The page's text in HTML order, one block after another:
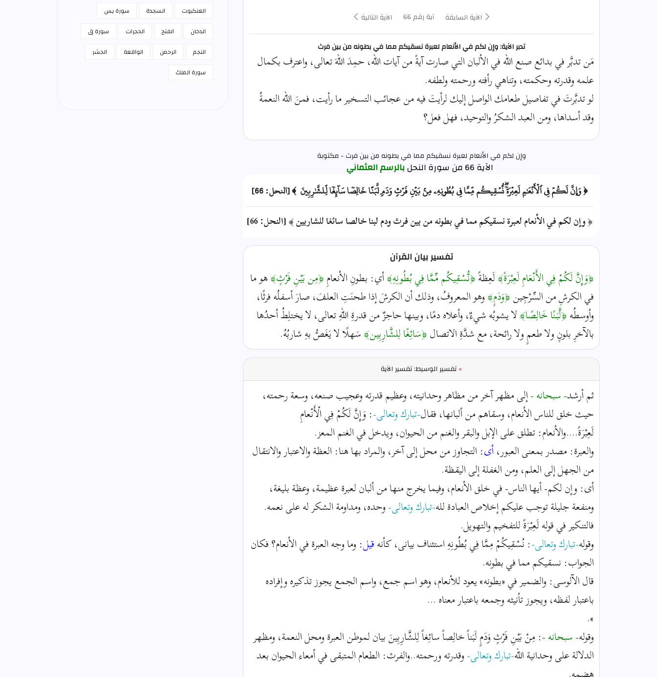
الآية السابقة آية رقم 66 الآية التالية
تدبر الآية: وإن لكم في الأنعام لعبرة نسقيكم مما في بطونه من بين فرث
مَن تدبَّر في بدائع صنع الله في الألبان التي صارت آيةً من آيات الله، حمِدَ اللهَ تعالى، واعترف بكمال
علمه وقدرته وحكمته، وتناهي رأفته ورحمته ولطفه.
لو تدبَّرتَ في تفاصيل طعامك الواصل إليك لرأيتَ فيه من عجائب التسخير ما رأيت، فمنَ الله النعمةُ
وقد أسداها، ومن العبد الشكرُ والتوحيد، فهل فعل؟
وإن لكم في الأنعام لعبرة نسقيكم مما في بطونه من بين فرث - مكتوبة
الآية 66 من سورة النحل بالرسم العثماني
﴿ وَإِنَّ لَكُمۡ فِي ٱلۡأَنۡعَٰمِ لَعِبۡرَةٗۖ نُّسۡقِيكُم مِّمَّا فِي بُطُونِهِۦ مِنۢ بَيۡنِ فَرۡثٖ وَدَمٖ لَّبَنًا خَالِصٗا سَآئِغٗا لِّلشَّٰرِبِينَ ﴾ [النحل: 66]
﴿ وإن لكم في الأنعام لعبرة نسقيكم مما في بطونه من بين فرث ودم لبنا خالصا سائغا للشاربين ﴾ [النحل: 66]
تفسير بيان القرآن
﴿وَإِنَّ لَكُمْ فِي الأَنْعَامِ لَعِبْرَةً﴾لَعِظةً﴿نُّسْقِيكُم مِّمَّا فِي بُطُونِهِ﴾أي: بطونِ الأنعامِ﴿مِن بَيْنِ فَرْثٍ﴾هو ما
في الكرشِ من السِّرْجِين﴿وَدَمٍ﴾وهو المعروفُ، وذلك أن الكرشَ إذا طحنَتِ العلفَ، صارَ أسفلُه فرثًا،
وأوسطُه﴿لَّبَنًا خَالِصًا﴾لا يشوبُه شيءٌ، وأعلاه دمًا، وبينها حاجزٌ من قدرةِ اللهِ تعالى، لا يختلِطُ أحدُها
بالآخرِ بلونٍ ولا طعمٍ ولا رائحة، مع شدَّةِ الاتصال﴿سَائِغًا لِلشَّارِبِين﴾سَهلًا لا يَغَصُّ بهِ شاربُهُ.
»تفسير الوسيط: تفسير الآية
ثم أرشد- سبحانه -إلى مظهر آخر من مظاهر وحدانيته، وعظيم قدرته وعجيب صنعه، وسعة رحمته،
حيث خلق للناس الأنعام، وسقاهم من ألبانها، فقال-تبارك وتعالى-: وَإِنَّ لَكُمْ فِي الْأَنْعامِ
لَعِبْرَةً....والأنعام: تطلق على الإبل والبقر والغنم من الحيوان، ويدخل في الغنم المعز.
والعبرة: مصدر بمعنى العبور،أى: التجاوز من محل إلى آخر، والمراد بها هنا: العظة والاعتبار والانتقال
من الجهل إلى العلم، ومن الغفلة إلى اليقظة.
أى: وإن لكم- أيها الناس- في خلق الأنعام، وفيما يخرج منها من ألبان لعبرة عظيمة، وعظة بليغة،
ومنفعة جليلة توجب عليكم إخلاص العبادة لله-تبارك وتعالى-وحده، ومداومة الشكر له على نعمه.
فالتنكير في قوله لَعِبْرَةً للتفخيم والتهويل.
وقوله-تبارك وتعالى-: نُسْقِيكُمْ مِمَّا فِي بُطُونِهِ استئناف بيانى، كأنهقيل: وما وجه العبرة في الأنعام؟ فكان
الجواب: نسقيكم مما في بطونه.
قال الآلوسى: والضمير في «بطونه» يعود للأنعام، وهو اسم جمع، واسم الجمع يجوز تذكيره وإفراده
باعتبار لفظه، ويجوز تأنيثه وجمعه باعتبار معناه ...
».
وقوله- سبحانه -: مِنْ بَيْنِ فَرْثٍ وَدَمٍ لَبَناً خالِصاً سائِغاً لِلشَّارِبِينَ بيان لموطن العبرة ومحل النعمة، ومظهر
الدلالة على وحدانية الله-تبارك وتعالى-وقدرته ورحمته..والفرث: الطعام المتبقى في أمعاء الحيوان بعد
العنكبوت
السجدة
سورة يس
الدخان
الفتح الحجرات
سورة ق
النجم
الرحمن الواقعة
الحشر
سورة الملك